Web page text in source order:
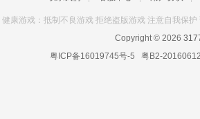
健康游戏：抵制不良游戏 拒绝盗版游戏 注意自我保
Copyright © 2026
粤ICP备16019745号-5 粤B2-